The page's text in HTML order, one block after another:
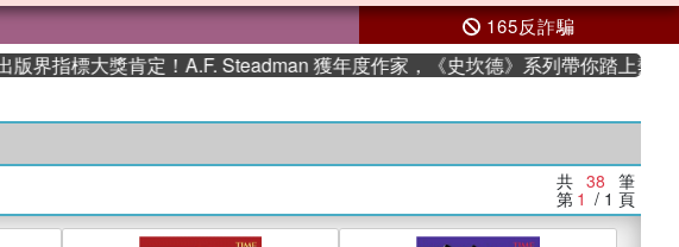
165反詐騙
大獎肯定！A.F. Steadman 獲年度作家，《史坎德》系列帶你踏上熱血奇幻旅程
共 38 筆
第 1 / 1 頁